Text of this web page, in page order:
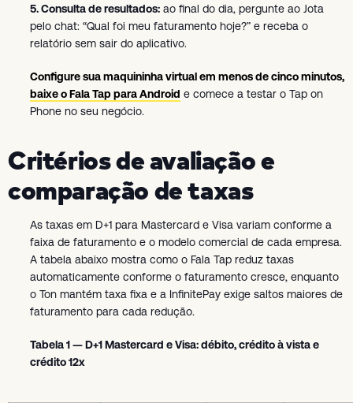
5. Consulta de resultados: ao final do dia, pergunte ao Jota
pelo chat: “Qual foi meu faturamento hoje?” e receba o
relatório sem sair do aplicativo.
Configure sua maquininha virtual em menos de cinco minutos,
baixe o Fala Tap para Android e comece a testar o Tap on
Phone no seu negócio.
Critérios de avaliação e
comparação de taxas
As taxas em D+1 para Mastercard e Visa variam conforme a
faixa de faturamento e o modelo comercial de cada empresa.
A tabela abaixo mostra como o Fala Tap reduz taxas
automaticamente conforme o faturamento cresce, enquanto
o Ton mantém taxa fixa e a InfinitePay exige saltos maiores de
faturamento para cada redução.
Tabela 1 — D+1 Mastercard e Visa: débito, crédito à vista e
crédito 12x